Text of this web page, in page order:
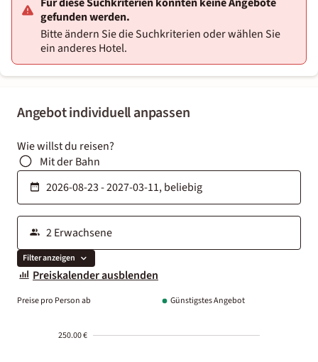
Angebot individuell anpassen
Wie willst du reisen?
Mit der Bahn
Filter anzeigen
Preiskalender ausblenden
Preise pro Person ab Günstigstes Angebot
250.00 €
gefunden werden.
Bitte ändern Sie die Suchkriterien oder wählen Sie
ein anderes Hotel.